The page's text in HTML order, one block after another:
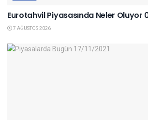
Eurotahvil Piyasasında Neler
7 AĞUSTOS 2026